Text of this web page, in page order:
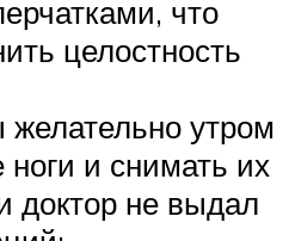
что
целостность
утром
и снимать их
доктор не выдал